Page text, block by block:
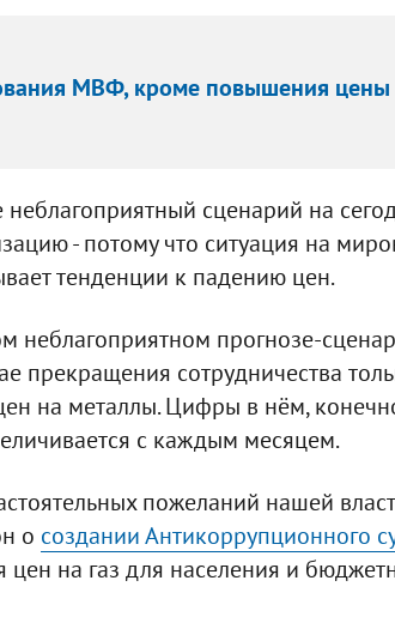
МВФ, кроме повышения цены
сценарий на
- потому что ситуация на
тенденции к падению цен.
неблагоприятном прогнозе-
прекращения сотрудничества
на металлы. Цифры в нём,
с каждым месяцем.
пожеланий нашей
о создании Антикоррупционного
на газ для населения и